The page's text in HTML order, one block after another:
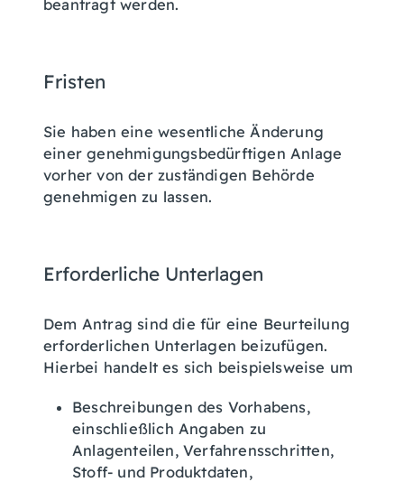
beantragt werden.
Fristen
Sie haben eine wesentliche Änderung
einer genehmigungsbedürftigen Anlage
vorher von der zuständigen Behörde
genehmigen zu lassen.
Erforderliche Unterlagen
Dem Antrag sind die für eine Beurteilung
erforderlichen Unterlagen beizufügen.
Hierbei handelt es sich beispielsweise um
Beschreibungen des Vorhabens,
einschließlich Angaben zu
Anlagenteilen, Verfahrensschritten,
Stoff- und Produktdaten,